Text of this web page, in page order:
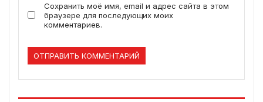
Сохранить моё имя, email и адрес сайта в этом
браузере для последующих моих
комментариев.